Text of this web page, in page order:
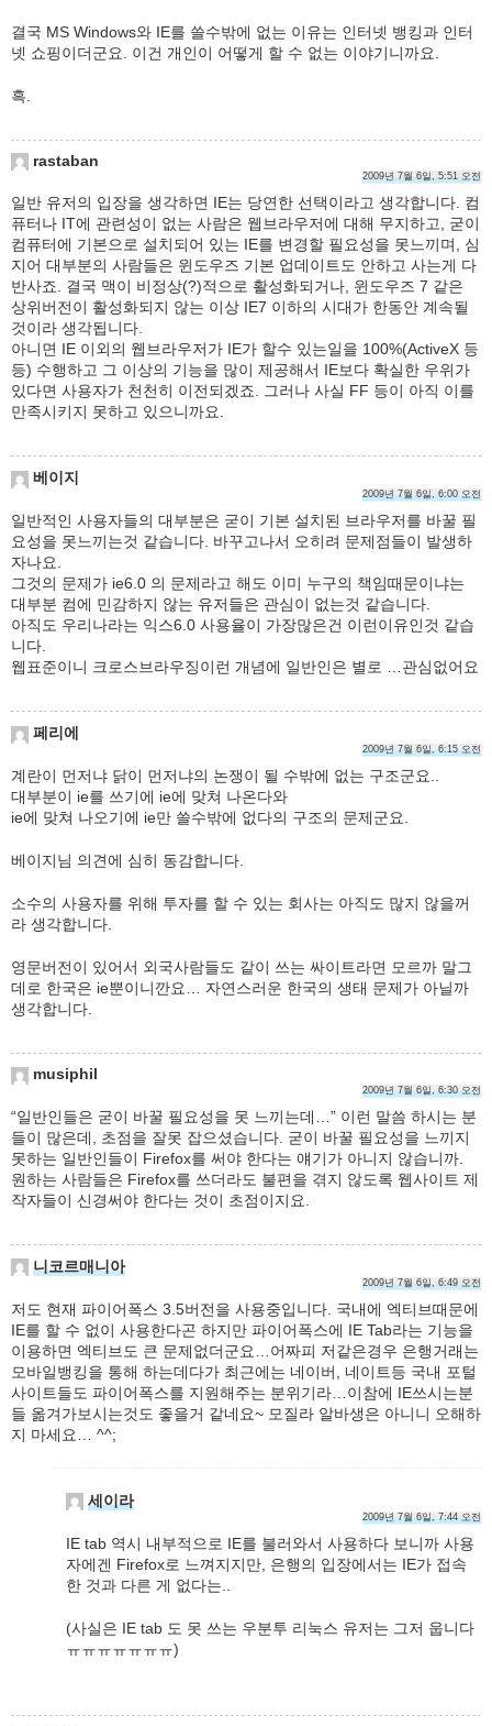
결국 MS Windows와 IE를 쓸수밖에 없는 이유는 인터넷 뱅킹과 인터
넷 쇼핑이더군요. 이건 개인이 어떻게 할 수 없는 이야기니까요.
흑.
rastaban
2009년 7월 6일, 5:51 오전
일반 유저의 입장을 생각하면 IE는 당연한 선택이라고 생각합니다. 컴
퓨터나 IT에 관련성이 없는 사람은 웹브라우저에 대해 무지하고, 굳이
컴퓨터에 기본으로 설치되어 있는 IE를 변경할 필요성을 못느끼며, 심
지어 대부분의 사람들은 윈도우즈 기본 업데이트도 안하고 사는게 다
반사죠. 결국 맥이 비정상(?)적으로 활성화되거나, 윈도우즈 7 같은
상위버전이 활성화되지 않는 이상 IE7 이하의 시대가 한동안 계속될
것이라 생각됩니다.
아니면 IE 이외의 웹브라우저가 IE가 할수 있는일을 100%(ActiveX 등
등) 수행하고 그 이상의 기능을 많이 제공해서 IE보다 확실한 우위가
있다면 사용자가 천천히 이전되겠죠. 그러나 사실 FF 등이 아직 이를
만족시키지 못하고 있으니까요.
베이지
2009년 7월 6일, 6:00 오전
일반적인 사용자들의 대부분은 굳이 기본 설치된 브라우저를 바꿀 필
요성을 못느끼는것 같습니다. 바꾸고나서 오히려 문제점들이 발생하
자나요.
그것의 문제가 ie6.0 의 문제라고 해도 이미 누구의 책임때문이냐는
대부분 컴에 민감하지 않는 유저들은 관심이 없는것 같습니다.
아직도 우리나라는 익스6.0 사용율이 가장많은건 이런이유인것 같습
니다.
웹표준이니 크로스브라우징이런 개념에 일반인은 별로 …관심없어요
페리에
2009년 7월 6일, 6:15 오전
계란이 먼저냐 닭이 먼저냐의 논쟁이 될 수밖에 없는 구조군요..
대부분이 ie를 쓰기에 ie에 맞쳐 나온다와
ie에 맞쳐 나오기에 ie만 쓸수밖에 없다의 구조의 문제군요.
베이지님 의견에 심히 동감합니다.
소수의 사용자를 위해 투자를 할 수 있는 회사는 아직도 많지 않을꺼
라 생각합니다.
영문버전이 있어서 외국사람들도 같이 쓰는 싸이트라면 모르까 말그
데로 한국은 ie뿐이니깐요… 자연스러운 한국의 생태 문제가 아닐까
생각합니다.
musiphil
2009년 7월 6일, 6:30 오전
“일반인들은 굳이 바꿀 필요성을 못 느끼는데…” 이런 말씀 하시는 분
들이 많은데, 초점을 잘못 잡으셨습니다. 굳이 바꿀 필요성을 느끼지
못하는 일반인들이 Firefox를 써야 한다는 얘기가 아니지 않습니까.
원하는 사람들은 Firefox를 쓰더라도 불편을 겪지 않도록 웹사이트 제
작자들이 신경써야 한다는 것이 초점이지요.
니코르매니아
2009년 7월 6일, 6:49 오전
저도 현재 파이어폭스 3.5버전을 사용중입니다. 국내에 엑티브때문에
IE를 할 수 없이 사용한다곤 하지만 파이어폭스에 IE Tab라는 기능을
이용하면 엑티브도 큰 문제없더군요…어짜피 저같은경우 은행거래는
모바일뱅킹을 통해 하는데다가 최근에는 네이버, 네이트등 국내 포털
사이트들도 파이어폭스를 지원해주는 분위기라…이참에 IE쓰시는분
들 옮겨가보시는것도 좋을거 같네요~ 모질라 알바생은 아니니 오해하
지 마세요… ^^;
세이라
2009년 7월 6일, 7:44 오전
IE tab 역시 내부적으로 IE를 불러와서 사용하다 보니까 사용
자에겐 Firefox로 느껴지지만, 은행의 입장에서는 IE가 접속
한 것과 다른 게 없다는..
(사실은 IE tab 도 못 쓰는 우분투 리눅스 유저는 그저 웁니다
ㅠㅠㅠㅠㅠㅠㅠ)